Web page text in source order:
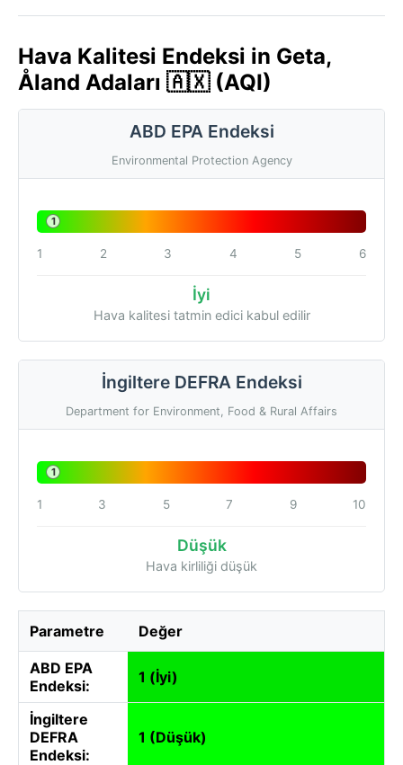
Hava Kalitesi Endeksi in Geta,
Åland Adaları 🇦🇽 (AQI)
ABD EPA Endeksi
Environmental Protection Agency
1
1 2 3 4 5 6
İyi
Hava kalitesi tatmin edici kabul edilir
İngiltere DEFRA Endeksi
Department for Environment, Food & Rural Affairs
1
1 3 5 7 9 10
Düşük
Hava kirliliği düşük
Parametre Değer
ABD EPA
Endeksi:
1 (İyi)
İngiltere
DEFRA
Endeksi:
1 (Düşük)